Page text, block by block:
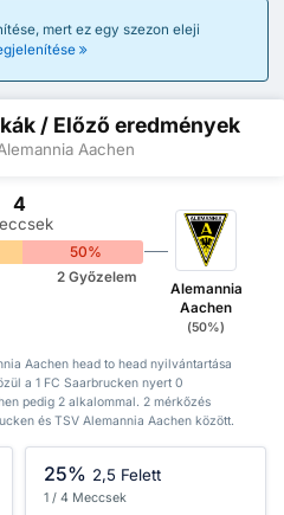
mert ez egy szezon eleji
/ Előző eredmények
Aachen
4
50%
2 Győzelem
Alemannia
Aachen
(50%)
Aachen head to head nyilvántartása
a 1 FC Saarbrucken nyert 0
pedig 2 alkalommal. 2 mérkőzés
és TSV Alemannia Aachen között.
25% 2,5 Felett
1 / 4 Meccsek